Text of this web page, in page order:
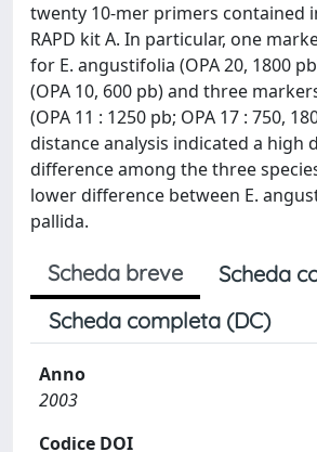
twenty 10-mer primers contained
RAPD kit A. In particular, one
for E. angustifolia (OPA 20, 1800
(OPA 10, 600 pb) and three
(OPA 11 : 1250 pb; OPA 17 : 750,
distance analysis indicated a high
difference among the three
lower difference between E.
pallida.
Scheda breve
Scheda
Scheda completa (DC)
Anno
2003
Codice DOI